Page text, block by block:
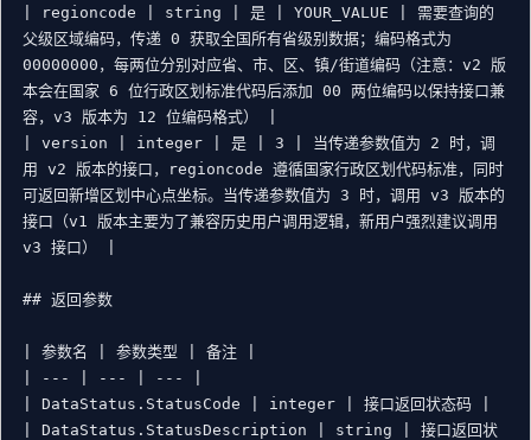
| regioncode | string | 是 | YOUR_VALUE | 需要查询的
父级区域编码，传递 0 获取全国所有省级别数据；编码格式为
00000000，每两位分别对应省、市、区、镇/街道编码（注意：v2 版
本会在国家 6 位行政区划标准代码后添加 00 两位编码以保持接口兼
容，v3 版本为 12 位编码格式） |
| version | integer | 是 | 3 | 当传递参数值为 2 时，调
用 v2 版本的接口，regioncode 遵循国家行政区划代码标准，同时
可返回新增区划中心点坐标。当传递参数值为 3 时，调用 v3 版本的
接口（v1 版本主要为了兼容历史用户调用逻辑，新用户强烈建议调用
v3 接口） |
## 返回参数
| 参数名 | 参数类型 | 备注 |
| --- | --- | --- |
| DataStatus.StatusCode | integer | 接口返回状态码 |
| DataStatus.StatusDescription | string | 接口返回状